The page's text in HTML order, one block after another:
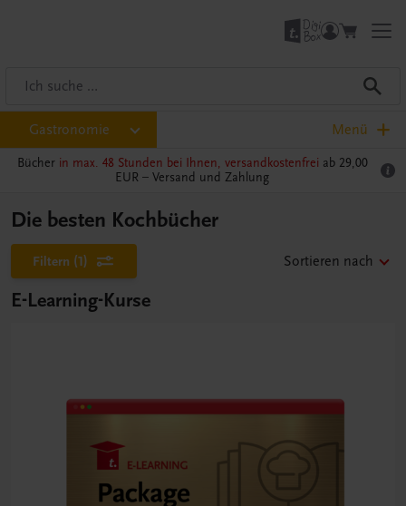
Gastronomie Menü
Bücher in max. 48 Stunden bei Ihnen, versandkostenfrei ab 29,00
EUR – Versand und Zahlung
Die besten Kochbücher
Filtern (1) Sortieren nach
E-Learning-Kurse